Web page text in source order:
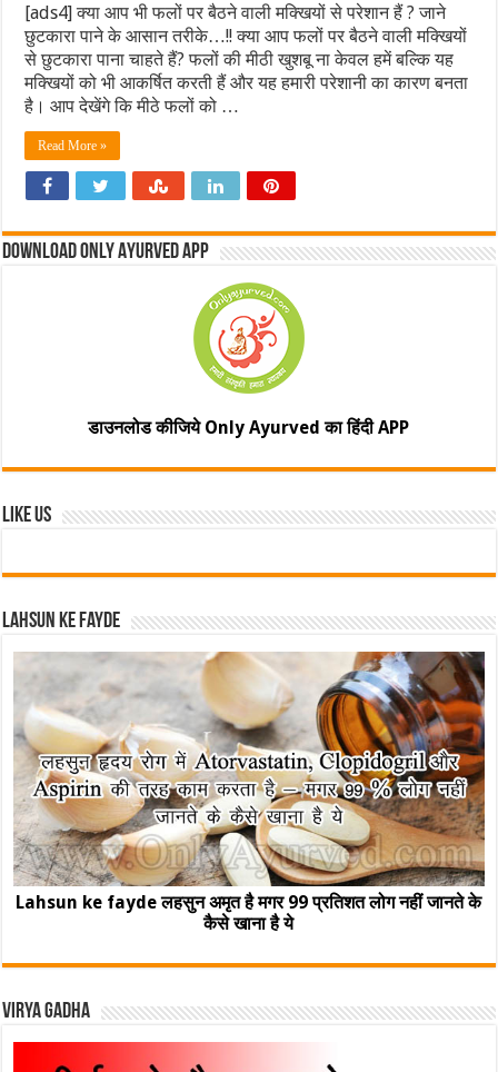
[ads4] क्या आप भी फलों पर बैठने वाली मक्खियों से परेशान हैं ? जाने
छुटकारा पाने के आसान तरीके…!! क्या आप फलों पर बैठने वाली मक्खियों
से छुटकारा पाना चाहते हैं? फलों की मीठी खुशबू ना केवल हमें बल्कि यह
मक्खियों को भी आकर्षित करती हैं और यह हमारी परेशानी का कारण बनता
है। आप देखेंगे कि मीठे फलों को …
Read More »
Download Only Ayurved App
डाउनलोड कीजिये Only Ayurved का हिंदी APP
Like Us
Lahsun ke fayde
Lahsun ke fayde लहसुन अमृत है मगर 99 प्रतिशत लोग नहीं जानते के
कैसे खाना है ये
Virya Gadha